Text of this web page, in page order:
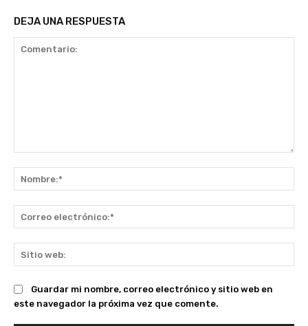
DEJA UNA RESPUESTA
Guardar mi nombre, correo electrónico y sitio web en
este navegador la próxima vez que comente.